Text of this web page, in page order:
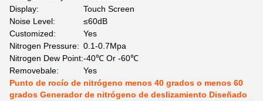
Display:
Touch Screen
Noise Level:
≤60dB
Customized:
Yes
Nitrogen Pressure: 0.1-0.7Mpa
Nitrogen Dew Point:-40℃ Or -60℃
Removebale:
Yes
Punto de rocío de nitrógeno menos 40 grados o menos 60
grados Generador de nitrógeno de deslizamiento Diseñado